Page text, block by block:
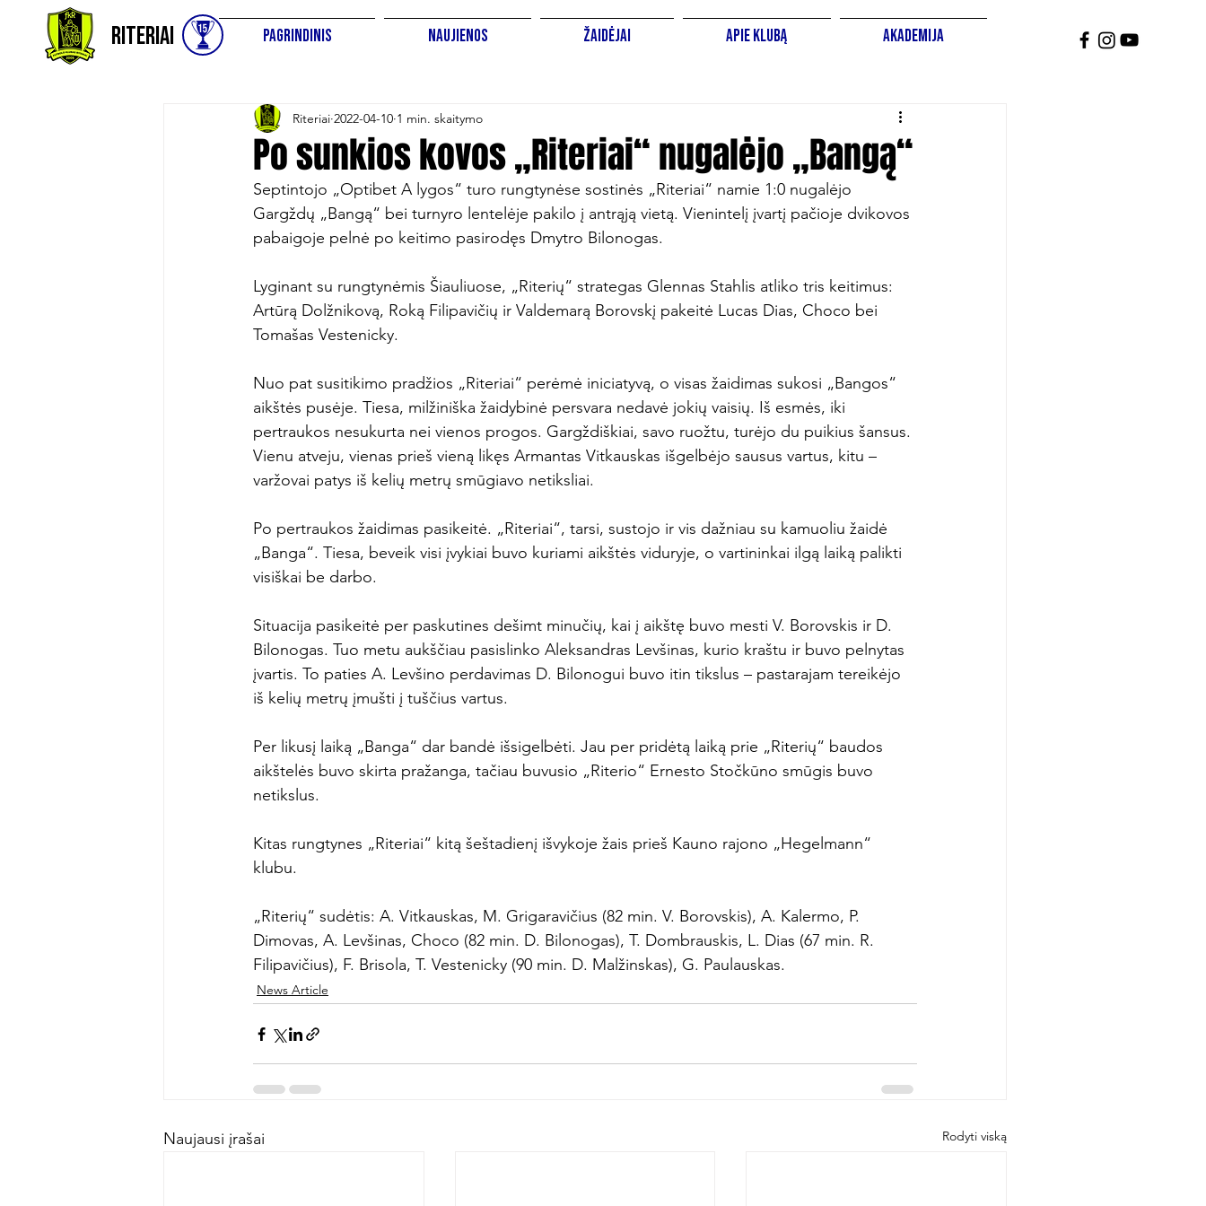
Riteriai Pagrindinis Naujienos Žaidėjai Apie Klubą Akademija
Po sunkios kovos „Riteriai“ nugalėjo „Bangą“
Riteriai 2022-04-10 1 min. skaitymo
Septintojo „Optibet A lygos“ turo rungtynėse sostinės „Riteriai“ namie 1:0 nugalėjo
Gargždų „Bangą“ bei turnyro lentelėje pakilo į antrąją vietą. Vienintelį įvartį pačioje dvikovos
pabaigoje pelnė po keitimo pasirodęs Dmytro Bilonogas.
Lyginant su rungtynėmis Šiauliuose, „Riterių“ strategas Glennas Stahlis atliko tris keitimus:
Artūrą Dolžnikovą, Roką Filipavičių ir Valdemarą Borovskį pakeitė Lucas Dias, Choco bei
Tomašas Vestenicky.
Nuo pat susitikimo pradžios „Riteriai“ perėmė iniciatyvą, o visas žaidimas sukosi „Bangos“
aikštės pusėje. Tiesa, milžiniška žaidybinė persvara nedavė jokių vaisių. Iš esmės, iki
pertraukos nesukurta nei vienos progos. Gargždiškiai, savo ruožtu, turėjo du puikius šansus.
Vienu atveju, vienas prieš vieną likęs Armantas Vitkauskas išgelbėjo sausus vartus, kitu –
varžovai patys iš kelių metrų smūgiavo netiksliai.
Po pertraukos žaidimas pasikeitė. „Riteriai“, tarsi, sustojo ir vis dažniau su kamuoliu žaidė
„Banga“. Tiesa, beveik visi įvykiai buvo kuriami aikštės viduryje, o vartininkai ilgą laiką palikti
visiškai be darbo.
Situacija pasikeitė per paskutines dešimt minučių, kai į aikštę buvo mesti V. Borovskis ir D.
Bilonogas. Tuo metu aukščiau pasislinko Aleksandras Levšinas, kurio kraštu ir buvo pelnytas
įvartis. To paties A. Levšino perdavimas D. Bilonogui buvo itin tikslus – pastarajam tereikėjo
iš kelių metrų įmušti į tuščius vartus.
Per likusį laiką „Banga“ dar bandė išsigelbėti. Jau per pridėtą laiką prie „Riterių“ baudos
aikštelės buvo skirta pražanga, tačiau buvusio „Riterio“ Ernesto Stočkūno smūgis buvo
netikslus.
Kitas rungtynes „Riteriai“ kitą šeštadienį išvykoje žais prieš Kauno rajono „Hegelmann“
klubu.
„Riterių“ sudėtis: A. Vitkauskas, M. Grigaravičius (82 min. V. Borovskis), A. Kalermo, P.
Dimovas, A. Levšinas, Choco (82 min. D. Bilonogas), T. Dombrauskis, L. Dias (67 min. R.
Filipavičius), F. Brisola, T. Vestenicky (90 min. D. Malžinskas), G. Paulauskas.
News Article
Naujausi įrašai Rodyti viską